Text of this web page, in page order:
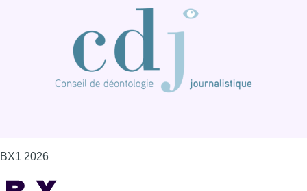
BX1 2026